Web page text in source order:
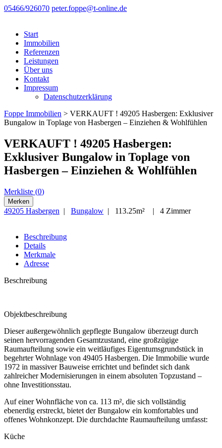
05466/926070 peter.foppe@t-online.de
Start
Immobilien
Referenzen
Leistungen
Über uns
Kontakt
Impressum
Datenschutzerklärung
Foppe Immobilien > VERKAUFT ! 49205 Hasbergen: Exklusiver
Bungalow in Toplage von Hasbergen – Einziehen & Wohlfühlen
VERKAUFT ! 49205 Hasbergen:
Exklusiver Bungalow in Toplage von
Hasbergen – Einziehen & Wohlfühlen
Merkliste (0)
Merken
49205 Hasbergen | Bungalow | 113.25m² | 4 Zimmer
Beschreibung
Details
Merkmale
Adresse
Beschreibung
Objektbeschreibung
Dieser außergewöhnlich gepflegte Bungalow überzeugt durch
seinen hervorragenden Gesamtzustand, eine großzügige
Raumaufteilung sowie ein weitläufiges Eigentumsgrundstück in
begehrter Wohnlage von 49405 Hasbergen. Die Immobilie wurde
1972 in massiver Bauweise errichtet und befindet sich dank
zahlreicher Modernisierungen in einem absoluten Topzustand –
ohne Investitionsstau.
Auf einer Wohnfläche von ca. 113 m², die sich vollständig
ebenerdig erstreckt, bietet der Bungalow ein komfortables und
offenes Wohnkonzept. Die durchdachte Raumaufteilung umfasst:
Küche